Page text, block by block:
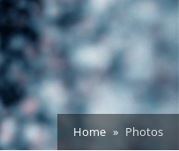
Home Photos